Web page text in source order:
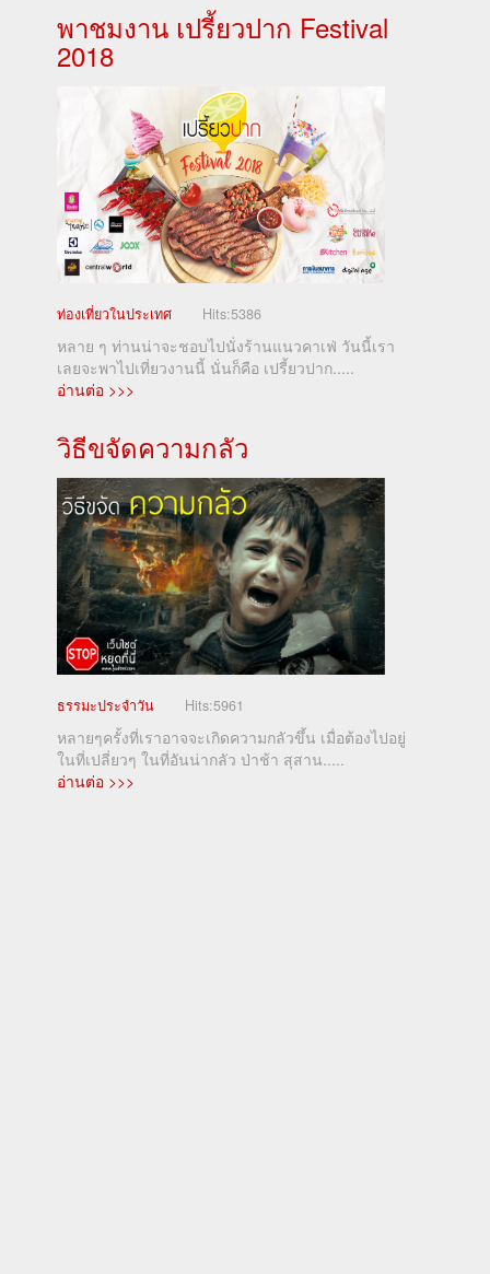
พาชมงาน เปรี้ยวปาก Festival
2018
ท่องเที่ยวในประเทศ Hits:5386
หลาย ๆ ท่านน่าจะชอบไปนั่งร้านแนวคาเฟ่ วันนี้เรา
เลยจะพาไปเที่ยวงานนี้ นั่นก็คือ เปรี้ยวปาก.....
อ่านต่อ >>>
วิธีขจัดความกลัว
ธรรมะประจำวัน Hits:5961
หลายๆครั้งที่เราอาจจะเกิดความกลัวขึ้น เมื่อต้องไปอยู่
ในที่เปลี่ยวๆ ในที่อันน่ากลัว ป่าช้า สุสาน.....
อ่านต่อ >>>